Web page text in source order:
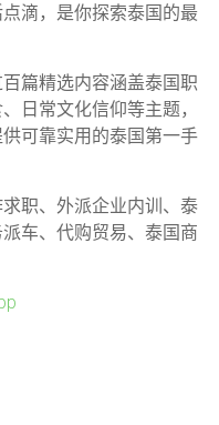
滴，是你探索泰国的最
篇精选内容涵盖泰国职
日常文化信仰等主题，
可靠实用的泰国第一手
职、外派企业内训、泰
车、代购贸易、泰国商